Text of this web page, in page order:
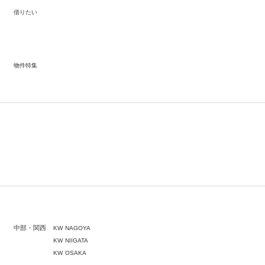
す
提
る情
にお
に
借りたい
物件特集
中部・関西
KW NAGOYA
KW NIIGATA
KW OSAKA